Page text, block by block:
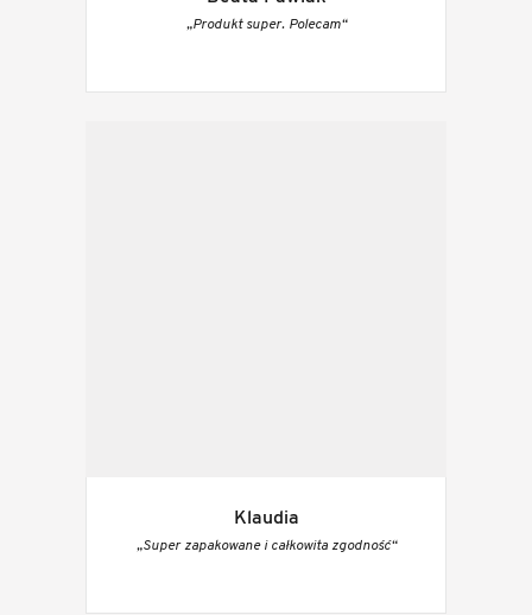
„Produkt super. Polecam“
Klaudia
„Super zapakowane i całkowita zgodność“